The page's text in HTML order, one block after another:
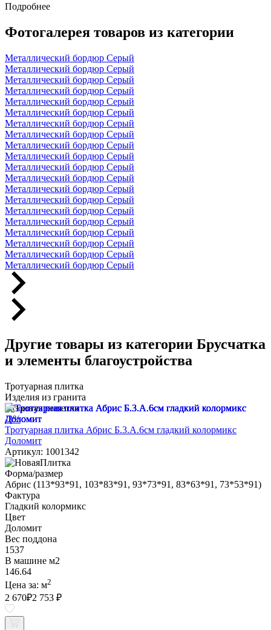
Подробнее
Фотогалерея товаров из категории
Металлический бордюр Серый
Металлический бордюр Серый
Металлический бордюр Серый
Металлический бордюр Серый
Металлический бордюр Серый
Металлический бордюр Серый
Металлический бордюр Серый
Металлический бордюр Серый
Металлический бордюр Серый
Металлический бордюр Серый
Металлический бордюр Серый
Металлический бордюр Серый
Металлический бордюр Серый
Металлический бордюр Серый
Металлический бордюр Серый
Металлический бордюр Серый
Металлический бордюр Серый
Металлический бордюр Серый
Металлический бордюр Серый
Металлический бордюр Серый
Другие товары из категории Брусчатка
и элементы благоустройства
Тротуарная плитка
Изделия из гранита
Газонная решетка
-3%
Тротуарная плитка Абрис Б.3.А.6см гладкий колормикс
Доломит
Артикул: 1001342
Форма/размер
Абрис (113*93*91, 103*83*91, 93*73*91, 83*63*91, 73*53*91)
Фактура
Гладкий колормикс
Цвет
Доломит
Вес поддона
1537
В машине м2
146.64
Цена за: м2
2 670₽2 753 ₽